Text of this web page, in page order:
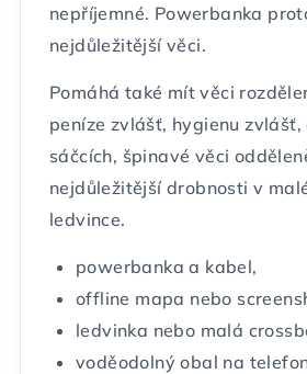
nepříjemné. Powerbanka
nejdůležitější věci.
Pomáhá také mít věci
peníze zvlášť, hygienu zvlášť,
sáčcích, špinavé věci
nejdůležitější drobnosti v
ledvince.
powerbanka a kabel,
offline mapa nebo
ledvinka nebo malá
voděodolný obal na